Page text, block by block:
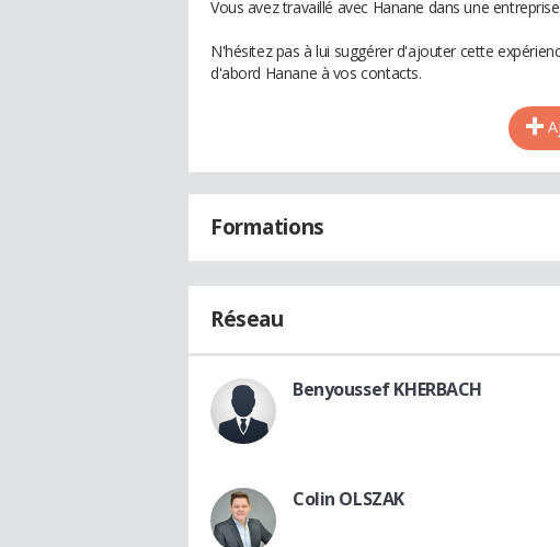
Vous avez travaillé avec Hanane dans une
N'hésitez pas à lui suggérer d'ajouter cette
d'abord Hanane à vos contacts.
Formations
Réseau
Benyoussef KHERBACH
Colin OLSZAK